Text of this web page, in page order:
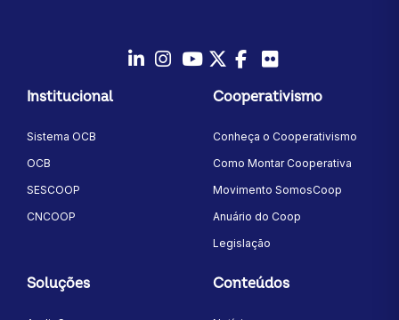
Instagram
YoutubeTwitter/X
Facebook
Institucional
Sistema OCB
OCB
SESCOOP
CNCOOP
Cooperativismo
Conheça o Cooperativismo
Como Montar Cooperativa
Movimento SomosCoop
Anuário do Coop
Legislação
Soluções Conteúdos